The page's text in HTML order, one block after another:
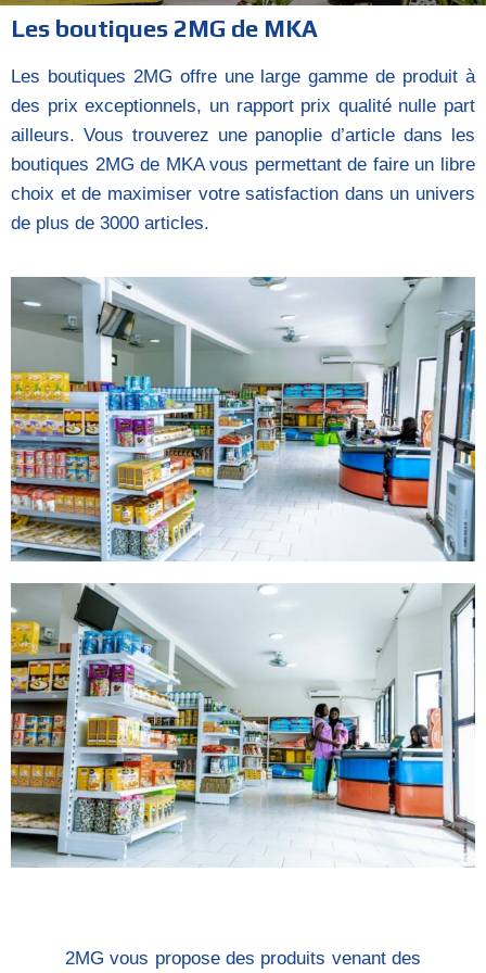
Les boutiques 2MG de MKA
Les boutiques 2MG offre une large gamme de produit à
des prix exceptionnels, un rapport prix qualité nulle part
ailleurs. Vous trouverez une panoplie d’article dans les
boutiques 2MG de MKA vous permettant de faire un libre
choix et de maximiser votre satisfaction dans un univers
de plus de 3000 articles.
2MG vous propose des produits venant des